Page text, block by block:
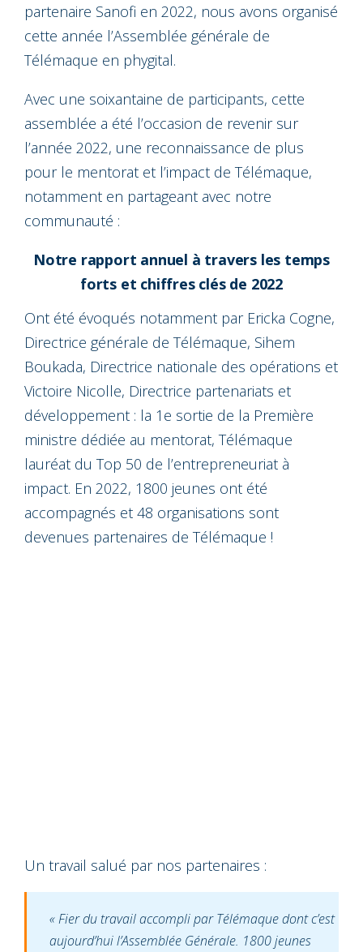
partenaire Sanofi en 2022, nous avons organisé
cette année l’Assemblée générale de
Télémaque en phygital.
Avec une soixantaine de participants, cette
assemblée a été l’occasion de revenir sur
l’année 2022, une reconnaissance de plus
pour le mentorat et l’impact de Télémaque,
notamment en partageant avec notre
communauté :
Notre rapport annuel à travers les temps
forts et chiffres clés de 2022
Ont été évoqués notamment par Ericka Cogne,
Directrice générale de Télémaque, Sihem
Boukada, Directrice nationale des opérations et
Victoire Nicolle, Directrice partenariats et
développement : la 1e sortie de la Première
ministre dédiée au mentorat, Télémaque
lauréat du Top 50 de l’entrepreneuriat à
impact. En 2022, 1800 jeunes ont été
accompagnés et 48 organisations sont
devenues partenaires de Télémaque !
Un travail salué par nos partenaires :
« Fier du travail accompli par Télémaque dont c’est
aujourd’hui l’Assemblée Générale. 1800 jeunes